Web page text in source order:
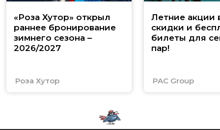
«Роза Хутор» открыл
раннее бронирование
зимнего сезона –
2026/2027
Роза Хутор
Летние акции
скидки и
билеты для
пар!
PAC Group